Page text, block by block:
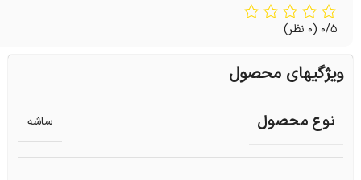
0/5 (0 نظر)
ویژگیهای محصول
نوع محصول ساشه